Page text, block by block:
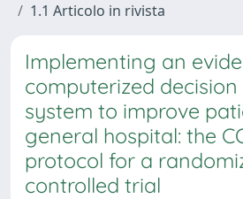
1.1 Articolo in rivista
Implementing an
computerized
system to improve
general hospital: the
protocol for a
controlled trial